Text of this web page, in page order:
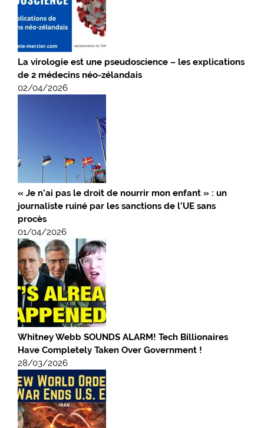
La virologie est une pseudoscience – les explications
de 2 médecins néo-zélandais
02/04/2026
« Je n’ai pas le droit de nourrir mon enfant » : un
journaliste ruiné par les sanctions de l’UE sans
procès
01/04/2026
Whitney Webb SOUNDS ALARM! Tech Billionaires
Have Completely Taken Over Government !
28/03/2026